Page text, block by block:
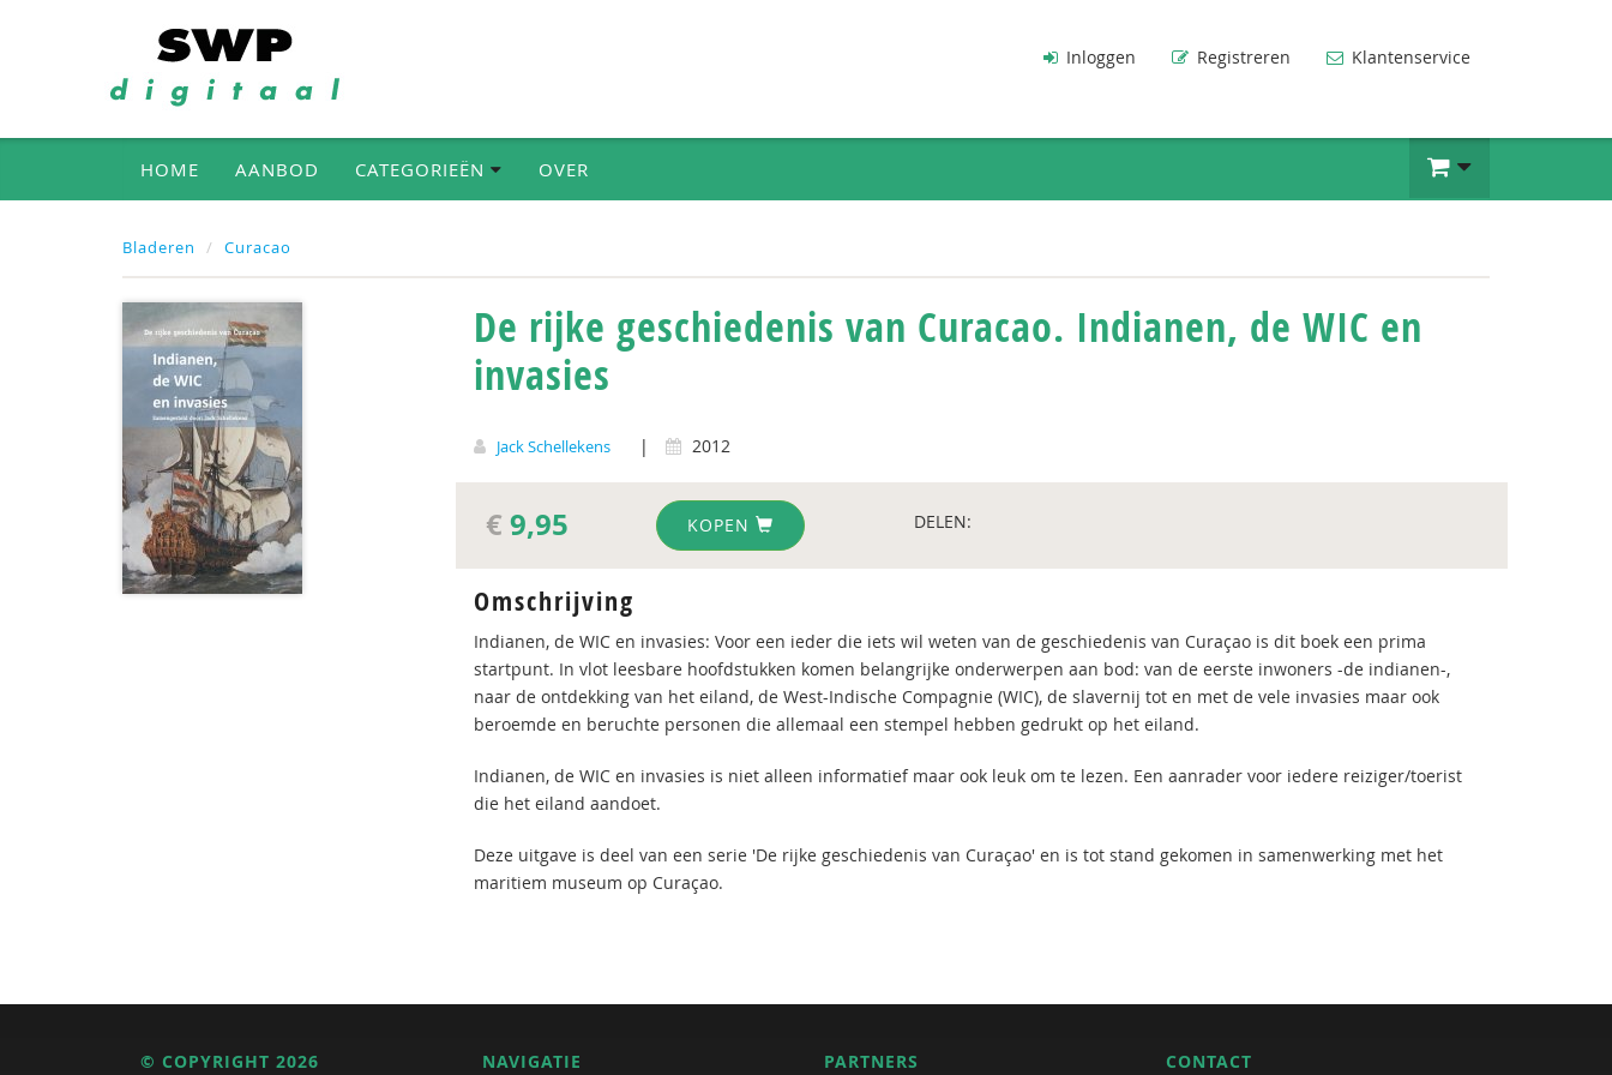
Inloggen Registreren Klantenservice
HOME AANBOD CATEGORIEËN OVER
Bladeren Curacao
De rijke geschiedenis van Curacao. Indianen, de WIC en
invasies
Jack Schellekens | 2012
€ 9,95 KOPEN DELEN:
Omschrijving
Indianen, de WIC en invasies: Voor een ieder die iets wil weten van de geschiedenis van Curaçao is dit boek een prima
startpunt. In vlot leesbare hoofdstukken komen belangrijke onderwerpen aan bod: van de eerste inwoners -de indianen-,
naar de ontdekking van het eiland, de West-Indische Compagnie (WIC), de slavernij tot en met de vele invasies maar ook
beroemde en beruchte personen die allemaal een stempel hebben gedrukt op het eiland.
Indianen, de WIC en invasies is niet alleen informatief maar ook leuk om te lezen. Een aanrader voor iedere reiziger/toerist
die het eiland aandoet.
Deze uitgave is deel van een serie 'De rijke geschiedenis van Curaçao' en is tot stand gekomen in samenwerking met het
maritiem museum op Curaçao.
© COPYRIGHT 2026 NAVIGATIE PARTNERS CONTACT